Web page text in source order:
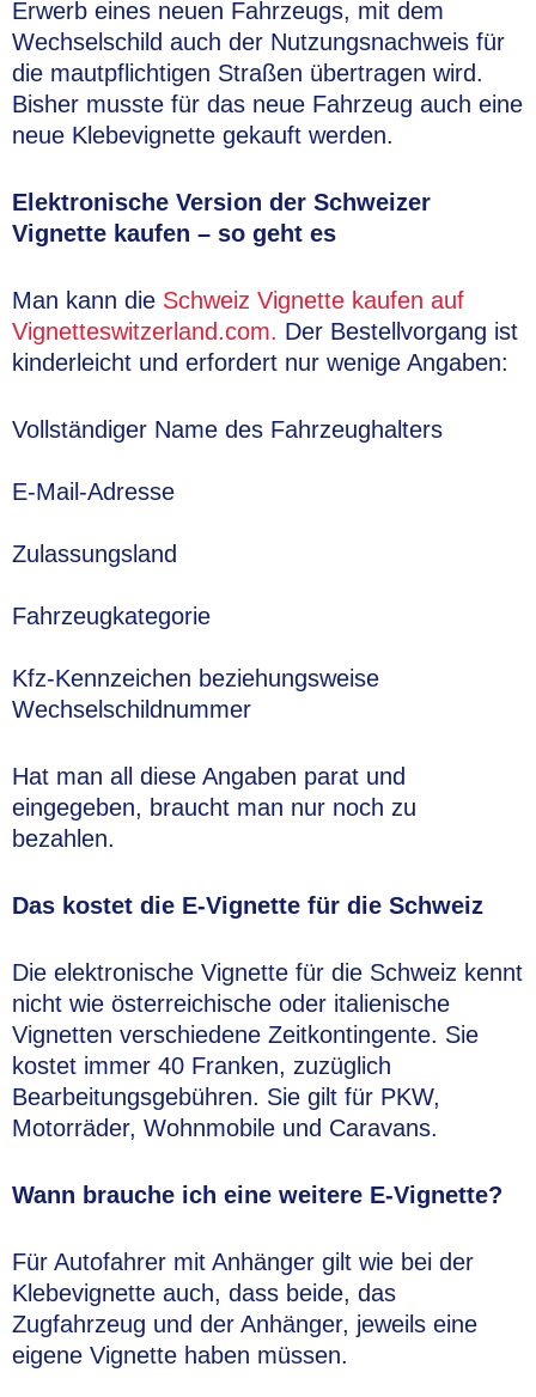
Erwerb eines neuen Fahrzeugs, mit dem
Wechselschild auch der Nutzungsnachweis für
die mautpflichtigen Straßen übertragen wird.
Bisher musste für das neue Fahrzeug auch eine
neue Klebevignette gekauft werden.
Elektronische Version der Schweizer
Vignette kaufen – so geht es
Man kann die Schweiz Vignette kaufen auf
Vignetteswitzerland.com. Der Bestellvorgang ist
kinderleicht und erfordert nur wenige Angaben:
Vollständiger Name des Fahrzeughalters
E-Mail-Adresse
Zulassungsland
Fahrzeugkategorie
Kfz-Kennzeichen beziehungsweise
Wechselschildnummer
Hat man all diese Angaben parat und
eingegeben, braucht man nur noch zu
bezahlen.
Das kostet die E-Vignette für die Schweiz
Die elektronische Vignette für die Schweiz kennt
nicht wie österreichische oder italienische
Vignetten verschiedene Zeitkontingente. Sie
kostet immer 40 Franken, zuzüglich
Bearbeitungsgebühren. Sie gilt für PKW,
Motorräder, Wohnmobile und Caravans.
Wann brauche ich eine weitere E-Vignette?
Für Autofahrer mit Anhänger gilt wie bei der
Klebevignette auch, dass beide, das
Zugfahrzeug und der Anhänger, jeweils eine
eigene Vignette haben müssen.